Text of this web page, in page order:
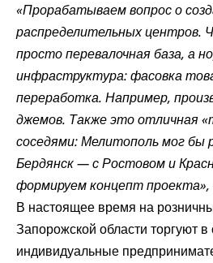
«Прорабатываем вопрос о
распределительных центров.
просто перевалочная база, а
инфраструктура: фасовка
переработка. Например,
джемов. Также это отличная
соседями: Мелитополь мог
Бердянск — с Ростовом и
формируем концепт проекта»,
В настоящее время на
Запорожской области торгуют
индивидуальные